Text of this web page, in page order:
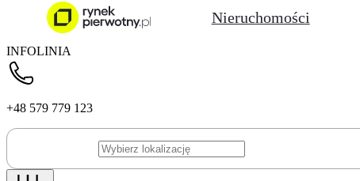
Nieruchomości
INFOLINIA
+48 579 779 123